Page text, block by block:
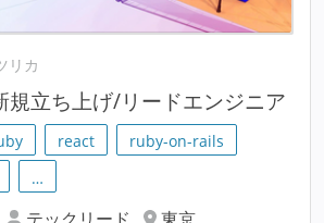
リカ
規立ち上げ/リードエンジニア
react
ruby-on-rails
…